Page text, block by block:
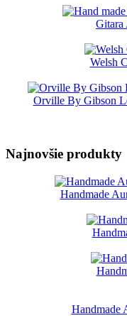
Pozrite si všetky naše
vyrobené v
Náhodné produkty
Top produkty